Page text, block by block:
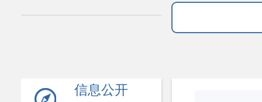
信息公开